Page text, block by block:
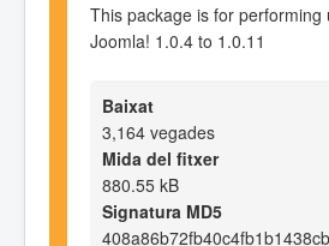
This package is for performing
Joomla! 1.0.4 to 1.0.11
Baixat
3,164 vegades
Mida del fitxer
880.55 kB
Signatura MD5